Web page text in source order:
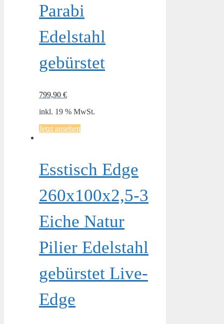
Parabi
Edelstahl
gebürstet
799,90 €
inkl. 19 % MwSt.
Jetzt ansehen
Esstisch Edge
260x100x2,5-3
Eiche Natur
Pilier Edelstahl
gebürstet Live-
Edge